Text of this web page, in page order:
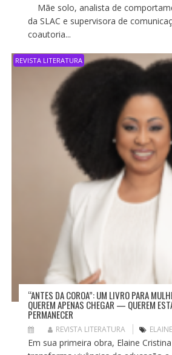
Mãe solo, analista de
da SLAC e supervisora de
coautoria...
REVISTA LITERATURA
“ANTES DA COROA”: UM LIVRO PARA
QUEREM APENAS CHEGAR — QUEREM
PERMANECER
REVISTA LITERATURA
Em sua primeira obra, Elaine